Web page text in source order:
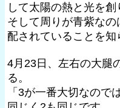
して太陽の熱と光を創
そして周りが青紫な
配されていることを知
4月23日、左右の大腿
る。
「3が一番大切なので